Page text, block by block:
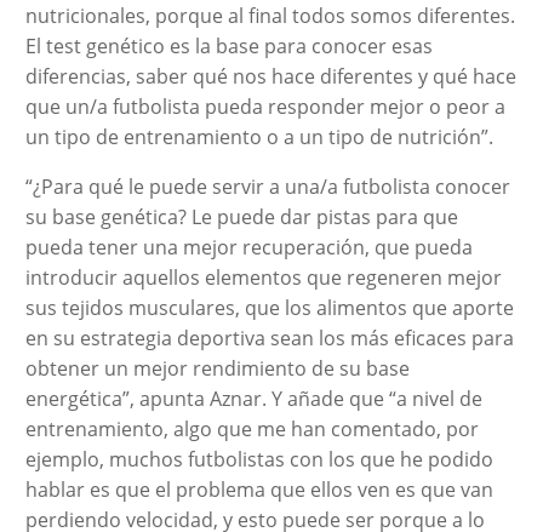
nutricionales, porque al final todos somos diferentes.
El test genético es la base para conocer esas
diferencias, saber qué nos hace diferentes y qué hace
que un/a futbolista pueda responder mejor o peor a
un tipo de entrenamiento o a un tipo de nutrición”.
“¿Para qué le puede servir a una/a futbolista conocer
su base genética? Le puede dar pistas para que
pueda tener una mejor recuperación, que pueda
introducir aquellos elementos que regeneren mejor
sus tejidos musculares, que los alimentos que aporte
en su estrategia deportiva sean los más eficaces para
obtener un mejor rendimiento de su base
energética”, apunta Aznar. Y añade que “a nivel de
entrenamiento, algo que me han comentado, por
ejemplo, muchos futbolistas con los que he podido
hablar es que el problema que ellos ven es que van
perdiendo velocidad, y esto puede ser porque a lo